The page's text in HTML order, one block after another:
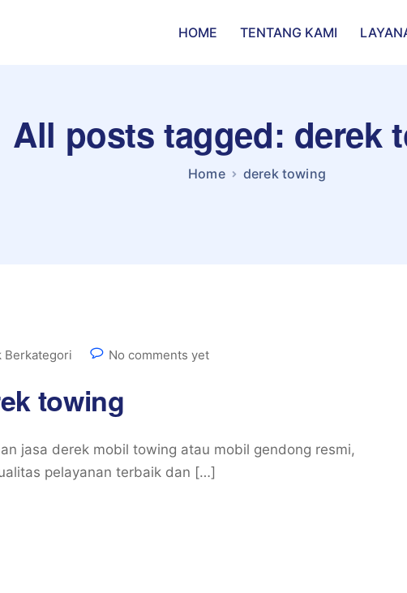
HOME TENTANG KAMI
All posts tagged: derek
Home derek towing
Berkategori No comments yet
towing
jasa derek mobil towing atau mobil gendong resmi,
pelayanan terbaik dan […]